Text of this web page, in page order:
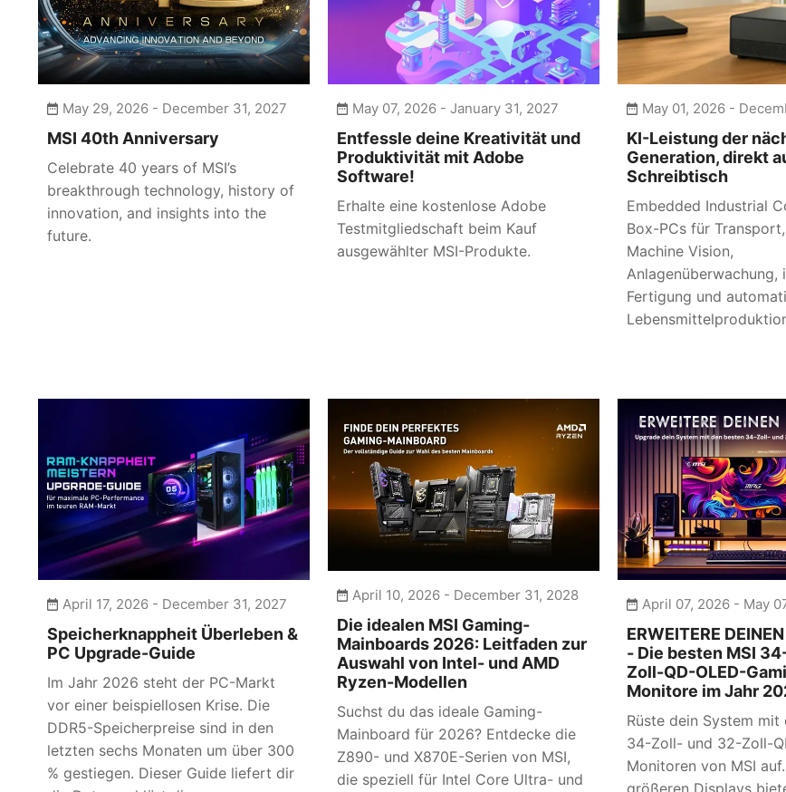
May 29, 2026 - December 31, 2027
MSI 40th Anniversary
Celebrate 40 years of MSI’s
breakthrough technology, history of
innovation, and insights into the
future.
May 07, 2026 - January 31, 2027
Entfessle deine Kreativität und
Produktivität mit Adobe
Software!
Erhalte eine kostenlose Adobe
Testmitgliedschaft beim Kauf
ausgewählter MSI-Produkte.
May 01, 2026 -
KI-Leistung der
Generation, direkt
Schreibtisch
Embedded Industrial
Box-PCs für
Machine Vision,
Anlagenüberwachung,
Fertigung und
April 17, 2026 - December 31, 2027
Speicherknappheit Überleben &
PC Upgrade-Guide
Im Jahr 2026 steht der PC-Markt
vor einer beispiellosen Krise. Die
DDR5-Speicherpreise sind in den
letzten sechs Monaten um über 300
% gestiegen. Dieser Guide liefert dir
April 10, 2026 - December 31, 2028
Die idealen MSI Gaming-
Mainboards 2026: Leitfaden zur
Auswahl von Intel- und AMD
Ryzen-Modellen
Suchst du das ideale Gaming-
Mainboard für 2026? Entdecke die
Z890- und X870E-Serien von MSI,
die speziell für Intel Core Ultra- und
April 07, 2026 - May
ERWEITERE
- Die besten MSI
Zoll-QD-OLED-
Monitore im Jahr
Rüste dein System mit
34-Zoll- und 32-Zoll-
Monitoren von MSI
größeren Displays